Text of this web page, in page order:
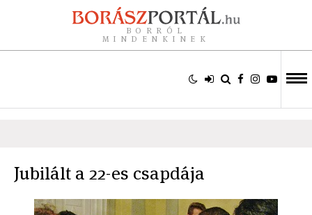
BORRÓL
MINDENKINEK
Jubilált a 22-es csapdája